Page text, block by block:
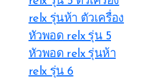
relx รุ่นห้า ตัวเครื่อง
หัวพอด relx รุ่น 5
หัวพอด relx รุ่นห้า
relx รุ่น 6